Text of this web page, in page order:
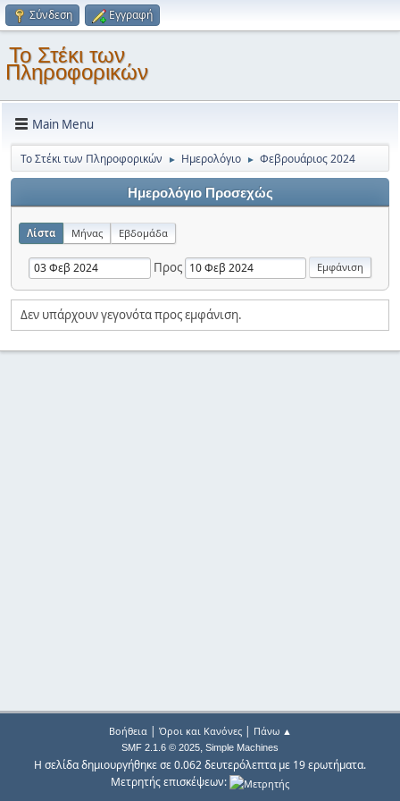
Σύνδεση Εγγραφή
Το Στέκι των
Πληροφορικών
Main Menu
Το Στέκι των Πληροφορικών ► Ημερολόγιο ► Φεβρουάριος 2024
Ημερολόγιο Προσεχώς
Λίστα Μήνας Εβδομάδα
Προς
Δεν υπάρχουν γεγονότα προς εμφάνιση.
Βοήθεια| Όροι και Κανόνες| Πάνω ▲
SMF 2.1.6 © 2025, Simple Machines
Η σελίδα δημιουργήθηκε σε 0.062 δευτερόλεπτα με 19 ερωτήματα.
Μετρητής επισκέψεων: